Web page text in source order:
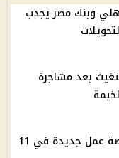
وبنك مصر يجذب
بعد مشاجرة
وزارة العمل تعلن 5132 فرصة عمل جديدة في 11